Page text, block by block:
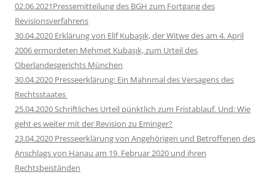
02.06.2021Pressemitteilung des BGH zum Fortgang des
Revisionsverfahrens
30.04.2020 Erklärung von Elif Kubaşık, der Witwe des am 4. April
2006 ermordeten Mehmet Kubaşık, zum Urteil des
Oberlandesgerichts München
30.04.2020 Presseerklärung: Ein Mahnmal des Versagens des
Rechtsstaates
25.04.2020 Schriftliches Urteil pünktlich zum Fristablauf. Und: Wie
geht es weiter mit der Revision zu Eminger?
23.04.2020 Presseerklärung von Angehörigen und Betroffenen des
Anschlags von Hanau am 19. Februar 2020 und ihren
Rechtsbeiständen